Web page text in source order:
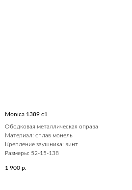
Monica 1389 c1
Ободковая металлическая оправа
Материал: сплав монель
Крепление заушника: винт
Размеры: 52-15-138
1 900 р.